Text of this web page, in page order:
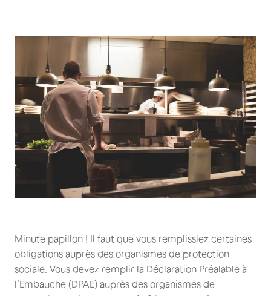
Minute papillon ! Il faut que vous remplissiez certaines
obligations auprès des organismes de protection
sociale. Vous devez remplir la Déclaration Préalable à
l’Embauche (DPAE) auprès des organismes de